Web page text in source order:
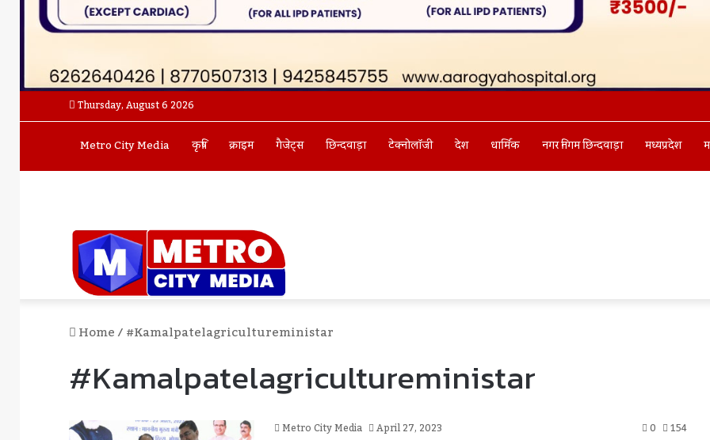
Thursday, August 6 2026
Metro City Media कृषि क्राइम गैजेट्स छिन्दवाड़ा टेक्नोलॉजी देश धार्मिक नगर निगम छिन्दवाड़ा मध्यप्रदेश
Home/#kamalpatelagricultureministar
#kamalpatelagricultureministar
Metro City Media April 27, 2023 0 154